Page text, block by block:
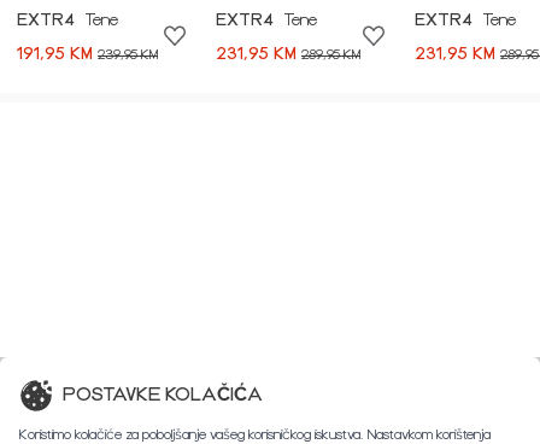
EXTR4
Tene
191,95 KM 239,95 KM
EXTR4
Tene
231,95 KM 289,95 KM
EXTR4
Tene
231,95 KM 289,95
POSTAVKE KOLAČIĆA
Koristimo kolačiće za poboljšanje vašeg korisničkog iskustva. Nastavkom korištenja